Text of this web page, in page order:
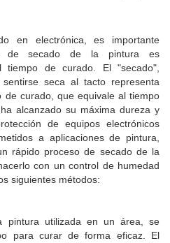
en electrónica, es importante
de secado de la pintura es
tiempo de curado. El "secado",
seca al tacto representa
de curado, que equivale al tiempo
alcanzado su máxima dureza y
de equipos electrónicos
a aplicaciones de pintura,
rápido proceso de secado de la
con un control de humedad
siguientes métodos:
pintura utilizada en un área, se
para curar de forma eficaz. El